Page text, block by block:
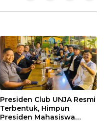
Presiden Club UNJA Resmi
Terbentuk, Himpun
Presiden Mahasiswa